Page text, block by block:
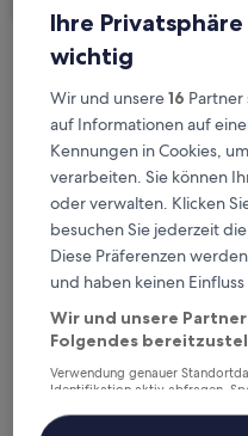
Kostenlose
Planänderungen
Verdiene
Mehr sparen mit
Überprüfe die Preise
Ihre
wichtig
Wir und unsere16
auf Informationen auf
Kennungen in Cookies,
verarbeiten. Sie können
oder verwalten. Klicken
besuchen Sie jederzeit
Diese Präferenzen
und haben keinen
Wir und unsere
Folgendes
Verwendung genauer
Identifikation aktiv abfragen.
Inhalte, Messung von